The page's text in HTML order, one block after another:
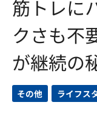
筋トレに
クさも不
が継続の
その他 ライフス